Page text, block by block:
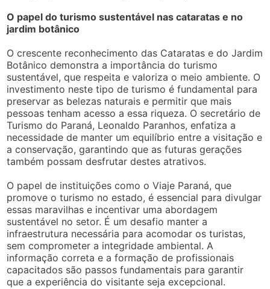
O papel do turismo sustentável nas cataratas e no
jardim botânico
O crescente reconhecimento das Cataratas e do Jardim
Botânico demonstra a importância do turismo
sustentável, que respeita e valoriza o meio ambiente. O
investimento neste tipo de turismo é fundamental para
preservar as belezas naturais e permitir que mais
pessoas tenham acesso a essa riqueza. O secretário de
Turismo do Paraná, Leonaldo Paranhos, enfatiza a
necessidade de manter um equilíbrio entre a visitação e
a conservação, garantindo que as futuras gerações
também possam desfrutar destes atrativos.
O papel de instituições como o Viaje Paraná, que
promove o turismo no estado, é essencial para divulgar
essas maravilhas e incentivar uma abordagem
sustentável no setor. É um desafio manter a
infraestrutura necessária para acomodar os turistas,
sem comprometer a integridade ambiental. A
informação correta e a formação de profissionais
capacitados são passos fundamentais para garantir
que a experiência do visitante seja excepcional.